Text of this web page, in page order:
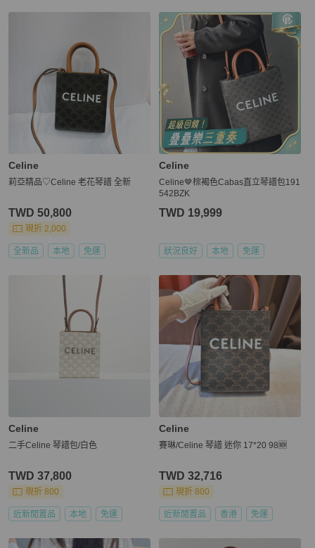
Celine
莉亞精品♡Celine 老花琴譜 全新
TWD 50,800
現折 2,000
全新品 本地 免運
Celine
Celine🤎棕褐色Cabas直立琴譜包191
542BZK
TWD 19,999
狀況良好 本地 免運
Celine
二手Celine 琴譜包/白色
TWD 37,800
現折 800
近新閒置品 本地 免運
Celine
賽琳/Celine 琴譜 迷你 17*20 98🆕
TWD 32,716
現折 800
近新閒置品 香港 免運